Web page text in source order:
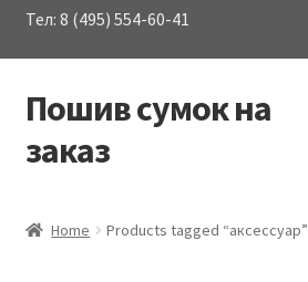
Тел: 8 (495) 554-60-41
Перейти
к
навигации
Перейти
к
содержимому
Пошив сумок на
заказ
Home Products tagged “аксессуар”